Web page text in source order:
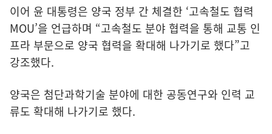
이어 윤 대통령은 양국 정부 간 체결한 ‘고속철도 협력
MOU’을 언급하며 “고속철도 분야 협력을 통해 교통 인
프라 부문으로 양국 협력을 확대해 나가기로 했다”고
강조했다.
양국은 첨단과학기술 분야에 대한 공동연구와 인력 교
류도 확대해 나가기로 했다.